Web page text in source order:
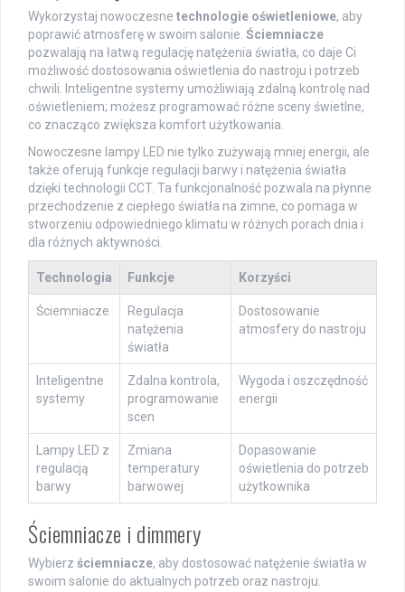
Wykorzystaj nowoczesne technologie oświetleniowe, aby
poprawić atmosferę w swoim salonie. Ściemniacze
pozwalają na łatwą regulację natężenia światła, co daje Ci
możliwość dostosowania oświetlenia do nastroju i potrzeb
chwili. Inteligentne systemy umożliwiają zdalną kontrolę nad
oświetleniem; możesz programować różne sceny świetlne,
co znacząco zwiększa komfort użytkowania.
Nowoczesne lampy LED nie tylko zużywają mniej energii, ale
także oferują funkcje regulacji barwy i natężenia światła
dzięki technologii CCT. Ta funkcjonalność pozwala na płynne
przechodzenie z ciepłego światła na zimne, co pomaga w
stworzeniu odpowiedniego klimatu w różnych porach dnia i
dla różnych aktywności.
Technologia Funkcje Korzyści
Ściemniacze
Regulacja
natężenia
światła
Dostosowanie
atmosfery do nastroju
Inteligentne
systemy
Zdalna kontrola,
programowanie
scen
Wygoda i oszczędność
energii
Lampy LED z
regulacją
barwy
Zmiana
temperatury
barwowej
Dopasowanie
oświetlenia do potrzeb
użytkownika
Ściemniacze i dimmery
Wybierz ściemniacze, aby dostosować natężenie światła w
swoim salonie do aktualnych potrzeb oraz nastroju.